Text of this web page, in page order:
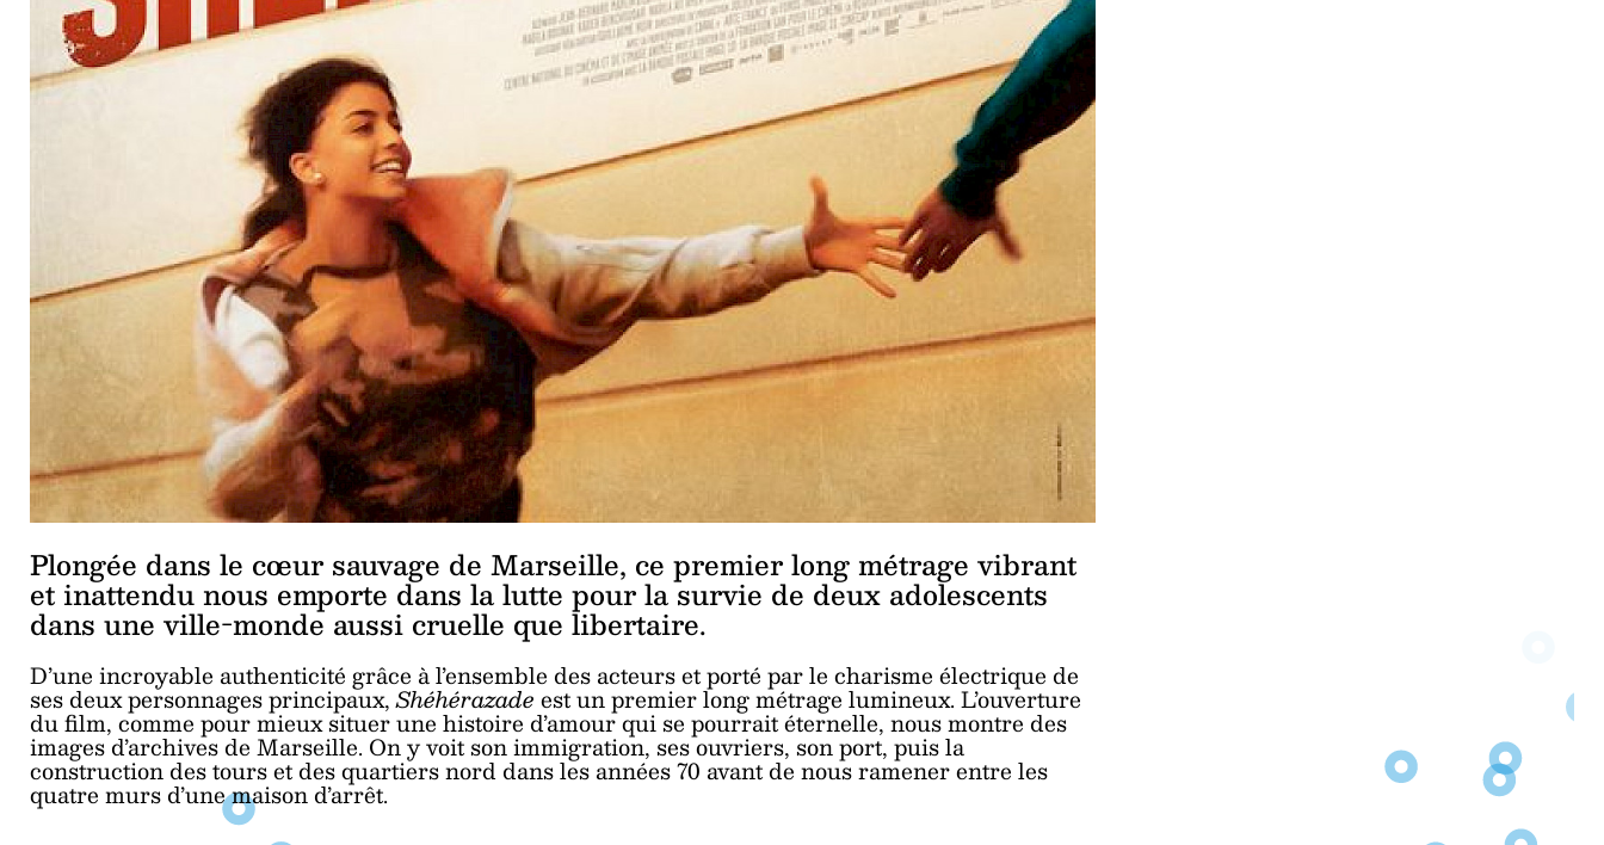
Plongée dans le cœur sauvage de Marseille, ce premier long métrage vibrant
et inattendu nous emporte dans la lutte pour la survie de deux adolescents
dans une ville-monde aussi cruelle que libertaire.
D’une incroyable authenticité grâce à l’ensemble des acteurs et porté par le charisme électrique de
ses deux personnages principaux,Shéhérazadeest un premier long métrage lumineux. L’ouverture
du film, comme pour mieux situer une histoire d’amour qui se pourrait éternelle, nous montre des
images d’archives de Marseille. On y voit son immigration, ses ouvriers, son port, puis la
construction des tours et des quartiers nord dans les années 70 avant de nous ramener entre les
quatre murs d’une maison d’arrêt.